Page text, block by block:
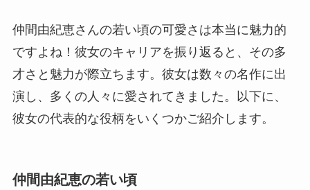
仲間由紀恵さんの若い頃の可愛さは本当に魅力的
ですよね！彼女のキャリアを振り返ると、その多
才さと魅力が際立ちます。彼女は数々の名作に出
演し、多くの人々に愛されてきました。以下に、
彼女の代表的な役柄をいくつかご紹介します。
仲間由紀恵の若い頃